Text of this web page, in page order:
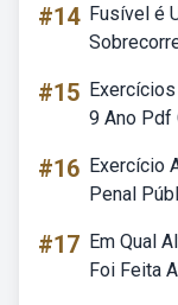
#14 Fusível é
#15
9 Ano Pdf
#16 Exercício
Penal
#17 Em Qual
Foi Feita